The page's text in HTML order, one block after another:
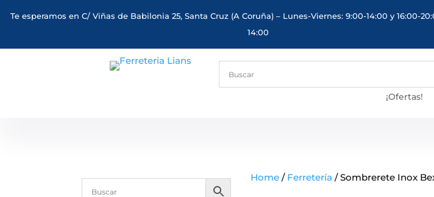
Te esperamos en C/ Viñas de Babilonia 25, Santa Cruz (A Coruña) – Lunes-Viernes: 9:00-14:00 y 16:00-
14:00
¡Ofertas!
Home / Ferretería / Sombrerete Inox